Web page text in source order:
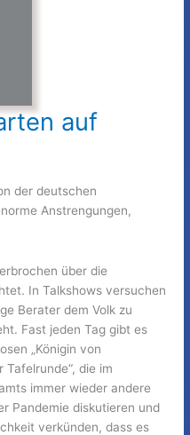
auf
der deutschen
Anstrengungen,
über die
In Talkshows versuchen
Berater dem Volk zu
Fast jeden Tag gibt es
„Königin von
die im
immer wieder andere
Pandemie diskutieren und
verkünden, dass es